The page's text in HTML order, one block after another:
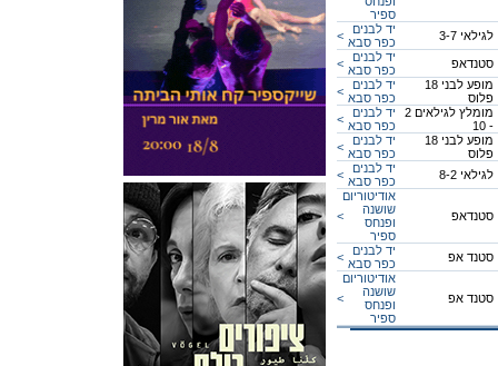
ספיר
<
יד לבנים
כפר סבא
לגילאי 3-7
<
יד לבנים
כפר סבא
סטנדאפ
<
יד לבנים
כפר סבא
מופע לבני 18
פלוס
<
יד לבנים
כפר סבא
מומלץ לגילאים 2
- 10
<
יד לבנים
כפר סבא
מופע לבני 18
פלוס
<
יד לבנים
כפר סבא
לגילאי 8-2
<
אודיטוריום
שושנה
ופנחס
ספיר
סטנדאפ
<
יד לבנים
כפר סבא
סטנד אפ
<
אודיטוריום
שושנה
ופנחס
ספיר
סטנד אפ